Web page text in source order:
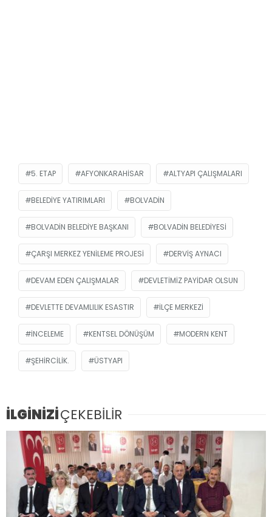
5. ETAP AFYONKARAHISAR ALTYAPI ÇALIŞMALARI
BELEDIYE YATIRIMLARI BOLVADIN
BOLVADIN BELEDIYE BAŞKANI BOLVADIN BELEDIYESI
ÇARŞI MERKEZ YENILEME PROJESI DERVIŞ AYNACI
DEVAM EDEN ÇALIŞMALAR DEVLETIMIZ PAYIDAR OLSUN
DEVLETTE DEVAMLILIK ESASTIR İLÇE MERKEZI
INCELEME KENTSEL DÖNÜŞÜM MODERN KENT
ŞEHIRCILIK. ÜSTYAPI
İLGİNİZİÇEKEBİLİR